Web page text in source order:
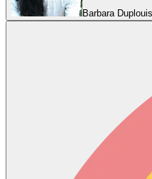
Barbara Duplouis